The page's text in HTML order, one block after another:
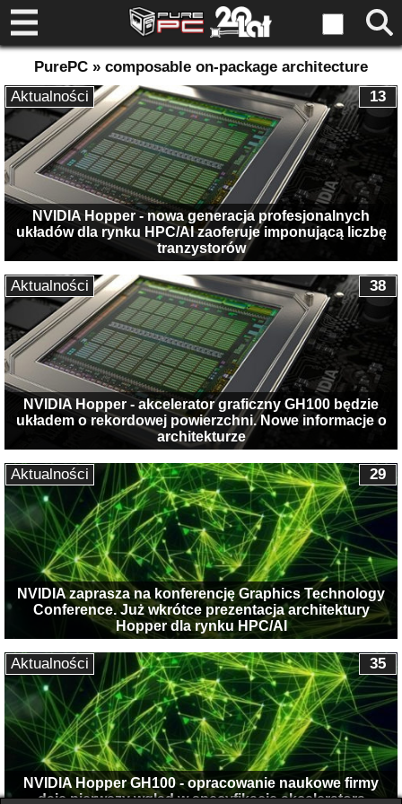
PurePC » composable on-package architecture
NVIDIA Hopper - nowa generacja profesjonalnych
układów dla rynku HPC/AI zaoferuje imponującą liczbę
tranzystorów
13
Aktualności
NVIDIA Hopper - akcelerator graficzny GH100 będzie
układem o rekordowej powierzchni. Nowe informacje o
architekturze
38
Aktualności
NVIDIA zaprasza na konferencję Graphics Technology
Conference. Już wkrótce prezentacja architektury
Hopper dla rynku HPC/AI
29
Aktualności
NVIDIA Hopper GH100 - opracowanie naukowe firmy
daje pierwszy wgląd w specyfikację akceleratora
35
Aktualności